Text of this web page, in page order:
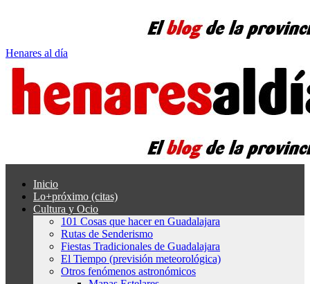
Henares al día
Inicio
Lo+próximo (citas)
Cultura y Ocio
101 Cosas que hacer en Guadalajara
Rutas de Senderismo
Fiestas Tradicionales de Guadalajara
El Tiempo (previsión meteorológica)
Otros fenómenos astronómicos